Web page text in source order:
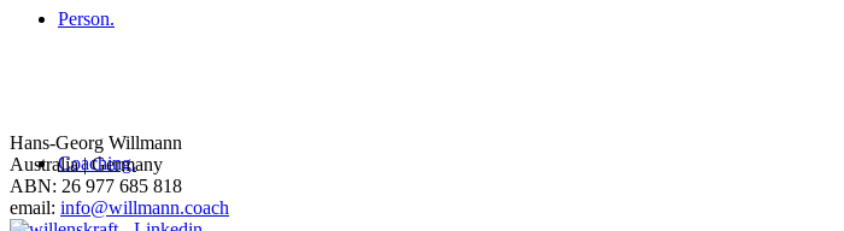
Person.
Coaching.
Hans-Georg Willmann
Australia | Germany
ABN: 26 977 685 818
email: info@willmann.coach